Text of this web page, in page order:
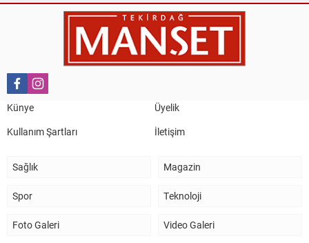
Künye
Üyelik
Kullanım Şartları
İletişim
Sağlık Magazin
Spor Teknoloji
Foto Galeri Video Galeri